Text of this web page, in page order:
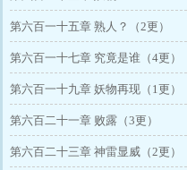
第六百一十五章 熟人？（2更）
第六百一十七章 究竟是谁（4更）
第六百一十九章 妖物再现（1更）
第六百二十一章 败露（3更）
第六百二十三章 神雷显威（2更）